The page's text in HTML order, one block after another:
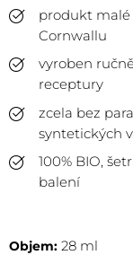
produkt
Cornwallu
vyroben
receptury
zcela bez
syntetických
100% BIO,
balení
Objem: 28 ml